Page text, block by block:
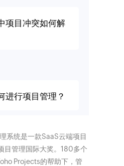
项目冲突如何解
进行项目管理？
系统是一款SaaS云端项目
目管理国际大奖。180多个
Projects的帮助下，管